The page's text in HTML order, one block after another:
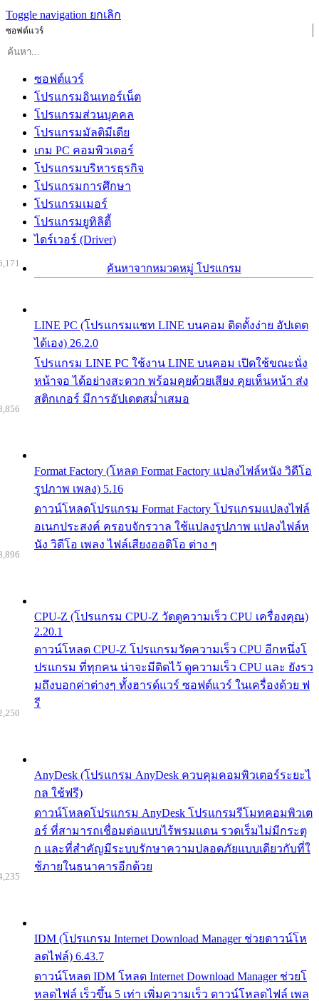
Toggle navigation ยกเลิก
ซอฟต์แวร์
ซอฟต์แวร์
โปรแกรมอินเทอร์เน็ต
โปรแกรมส่วนบุคคล
โปรแกรมมัลติมีเดีย
เกม PC คอมพิวเตอร์
โปรแกรมบริหารธุรกิจ
โปรแกรมการศึกษา
โปรแกรมเมอร์
โปรแกรมยูทิลิตี้
ไดร์เวอร์ (Driver)
ค้นหาจากหมวดหมู่ โปรแกรม
LINE PC (โปรแกรมแชท LINE บนคอม ติดตั้งง่าย อัปเดต
ได้เอง) 26.2.0
โปรแกรม LINE PC ใช้งาน LINE บนคอม เปิดใช้ขณะนั่ง
หน้าจอ ได้อย่างสะดวก พร้อมคุยด้วยเสียง คุยเห็นหน้า ส่ง
สติกเกอร์ มีการอัปเดตสม่ำเสมอ
Format Factory (โหลด Format Factory แปลงไฟล์หนัง วิดีโอ
รูปภาพ เพลง) 5.16
ดาวน์โหลดโปรแกรม Format Factory โปรแกรมแปลงไฟล์
อเนกประสงค์ ครอบจักรวาล ใช้แปลงรูปภาพ แปลงไฟล์ห
นัง วิดีโอ เพลง ไฟล์เสียงออดิโอ ต่าง ๆ
CPU-Z (โปรแกรม CPU-Z วัดดูความเร็ว CPU เครื่องคุณ)
2.20.1
ดาวน์โหลด CPU-Z โปรแกรมวัดความเร็ว CPU อีกหนึ่งโ
ปรแกรม ที่ทุกคน น่าจะมีติดไว้ ดูความเร็ว CPU และ ยังรว
มถึงบอกค่าต่างๆ ทั้งฮารด์แวร์ ซอฟต์แวร์ ในเครื่องด้วย ฟ
รี
AnyDesk (โปรแกรม AnyDesk ควบคุมคอมพิวเตอร์ระยะไ
กล ใช้ฟรี)
ดาวน์โหลดโปรแกรม AnyDesk โปรแกรมรีโมทคอมพิวเต
อร์ ที่สามารถเชื่อมต่อแบบไร้พรมแดน รวดเร็มไม่มีกระตุ
ก และที่สำคัญมีระบบรักษาความปลอดภัยแบบเดียวกับที่ใ
ช้ภายในธนาคารอีกด้วย
IDM (โปรแกรม Internet Download Manager ช่วยดาวน์โห
ลดไฟล์) 6.43.7
ดาวน์โหลด IDM โหลด Internet Download Manager ช่วยโ
หลดไฟล์ เร็วขึ้น 5 เท่า เพิ่มความเร็ว ดาวน์โหลดไฟล์ เพล